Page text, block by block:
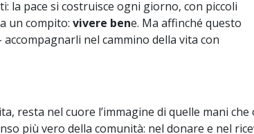
la pace si costruisce ogni giorno, con piccoli
un compito: vivere bene. Ma affinché questo
nel cammino della vita con
resta nel cuore l’immagine di quelle mani
più vero della comunità: nel donare e nel